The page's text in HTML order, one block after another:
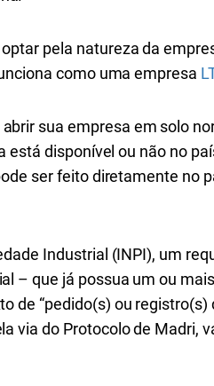
pela natureza da
como uma empresa
abrir sua empresa em solo
disponível ou não no
ser feito diretamente no
Industrial (INPI), um
– que já possua um ou
de “pedido(s) ou
via do Protocolo de Madri,